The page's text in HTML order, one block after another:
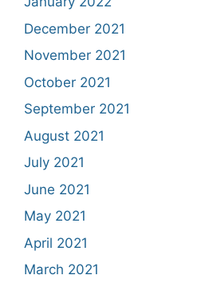
December 2021
November 2021
October 2021
September 2021
August 2021
July 2021
June 2021
May 2021
April 2021
March 2021